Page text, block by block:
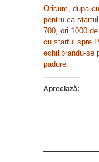
Oricum, dupa
pentru ca
700, ori 1000
cu startul spre
echilibrandu-se
padure.
Apreciază: